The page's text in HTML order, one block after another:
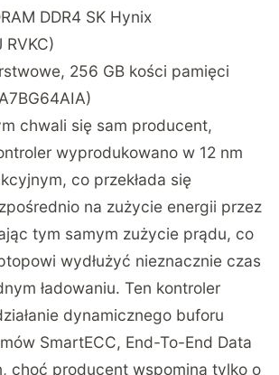
DDR4 SK Hynix
256 GB kości pamięci
chwali się sam producent,
wyprodukowano w 12 nm
co przekłada się
na zużycie energii przez
tym samym zużycie prądu, co
wydłużyć nieznacznie czas
ładowaniu. Ten kontroler
dynamicznego buforu
SmartECC, End-To-End Data
choć producent wspomina tylko o